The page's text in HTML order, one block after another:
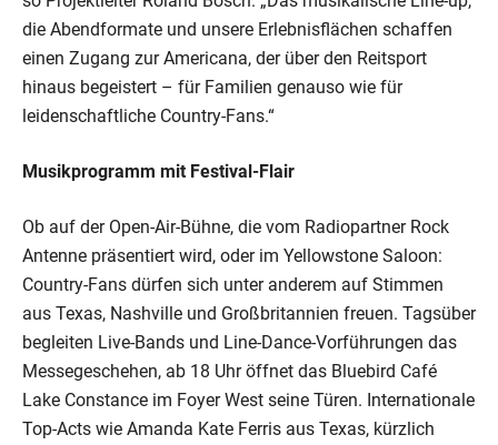
die Abendformate und unsere Erlebnisflächen schaffen
einen Zugang zur Americana, der über den Reitsport
hinaus begeistert – für Familien genauso wie für
leidenschaftliche Country-Fans.“
Musikprogramm mit Festival-Flair
Ob auf der Open-Air-Bühne, die vom Radiopartner Rock
Antenne präsentiert wird, oder im Yellowstone Saloon:
Country-Fans dürfen sich unter anderem auf Stimmen
aus Texas, Nashville und Großbritannien freuen. Tagsüber
begleiten Live-Bands und Line-Dance-Vorführungen das
Messegeschehen, ab 18 Uhr öffnet das Bluebird Café
Lake Constance im Foyer West seine Türen. Internationale
Top-Acts wie Amanda Kate Ferris aus Texas, kürzlich